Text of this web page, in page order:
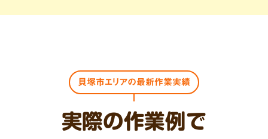
貝塚市エリアの最新作業実績
実際の作業例で